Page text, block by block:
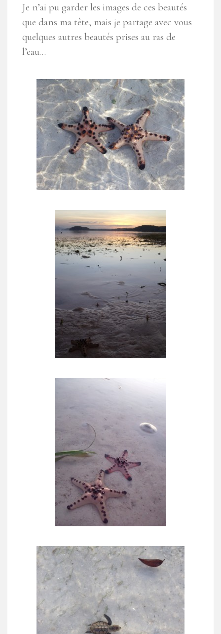
Je n’ai pu garder les images de ces beautés
que dans ma tête, mais je partage avec vous
quelques autres beautés prises au ras de
l’eau…